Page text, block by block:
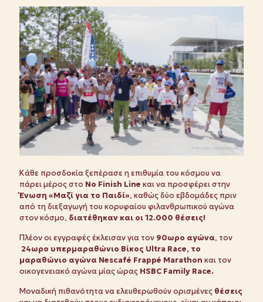
Κάθε προσδοκία ξεπέρασε η επιθυμία του κόσμου να
πάρει μέρος στο No Finish Line και να προσφέρει στην
Ένωση «Μαζί για το Παιδί», καθώς δύο εβδομάδες πριν
από τη διεξαγωγή του κορυφαίου φιλανθρωπικού αγώνα
στον κόσμο, διατέθηκαν και οι 12.000 θέσεις!
Πλέον οι εγγραφές έκλεισαν για τον 90ωρο αγώνα, τον
24ωρο υπερμαραθώνιο Βίκος Ultra Race, το
μαραθώνιο αγώνα Nescafé Frappé Marathon και τον
οικογενειακό αγώνα μίας ώρας HSBC Family Race.
Μοναδική πιθανότητα να ελευθερωθούν ορισμένες θέσεις